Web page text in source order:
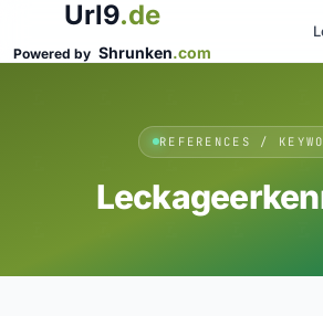
Url9.de
Powered by Shrunken.com
REFERENCES /